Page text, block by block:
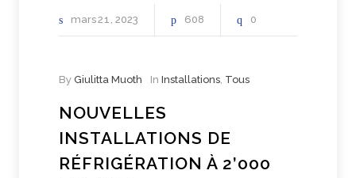
mars21 2023 608 0
By Giulitta Muoth In Installations, Tous
NOUVELLES
INSTALLATIONS DE
RÉFRIGÉRATION À 2’000